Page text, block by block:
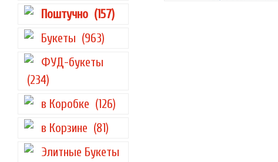
Поштучно (157)
Букеты (963)
ФУД-букеты
(234)
в Коробке (126)
в Корзине (81)
Элитные Букеты